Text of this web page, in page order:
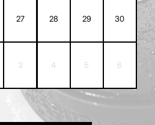
27 28 29 30
3 4 5 6